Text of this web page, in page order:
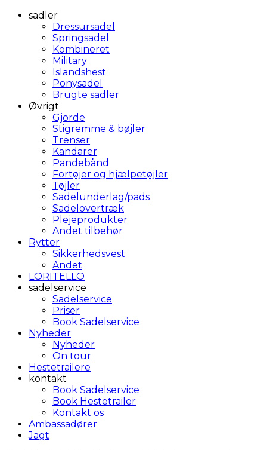
sadler
Dressursadel
Springsadel
Kombineret
Military
Islandshest
Ponysadel
Brugte sadler
Øvrigt
Gjorde
Stigremme & bøjler
Trenser
Kandarer
Pandebånd
Fortøjer og hjælpetøjler
Tøjler
Sadelunderlag/pads
Sadelovertræk
Plejeprodukter
Andet tilbehør
Rytter
Sikkerhedsvest
Andet
LORITELLO
sadelservice
Sadelservice
Priser
Book Sadelservice
Nyheder
Nyheder
On tour
Hestetrailere
kontakt
Book Sadelservice
Book Hestetrailer
Kontakt os
Ambassadører
Jagt